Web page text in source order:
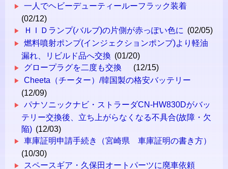
一人でヘビーデューティールーフラック装着
(02/12)
ＨＩＤランプ(バルブ)の片側が赤っぽい色に (02/05)
燃料噴射ポンプ(インジェクションポンプ)より軽油
漏れ、リビルド品へ交換 (01/20)
グロープラグを二度も交換
(12/15)
Cheeta（チーター）/韓国製の格安バッテリー
(12/09)
パナソニックナビ・ストラーダCN-HW830Dがバッ
テリー交換後、立ち上がらなくなる不具合(故障・欠
陥) (12/03)
車庫証明申請手続き（宮崎県 車庫証明の書き方）
(10/30)
スペースギア・久保田オートパーツに廃車依頼